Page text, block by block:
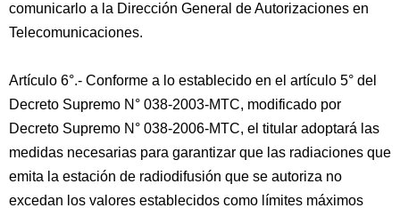
comunicarlo a la Dirección General de Autorizaciones en
Telecomunicaciones.
Artículo 6°.- Conforme a lo establecido en el artículo 5° del
Decreto Supremo N° 038-2003-MTC, modificado por
Decreto Supremo N° 038-2006-MTC, el titular adoptará las
medidas necesarias para garantizar que las radiaciones que
emita la estación de radiodifusión que se autoriza no
excedan los valores establecidos como límites máximos